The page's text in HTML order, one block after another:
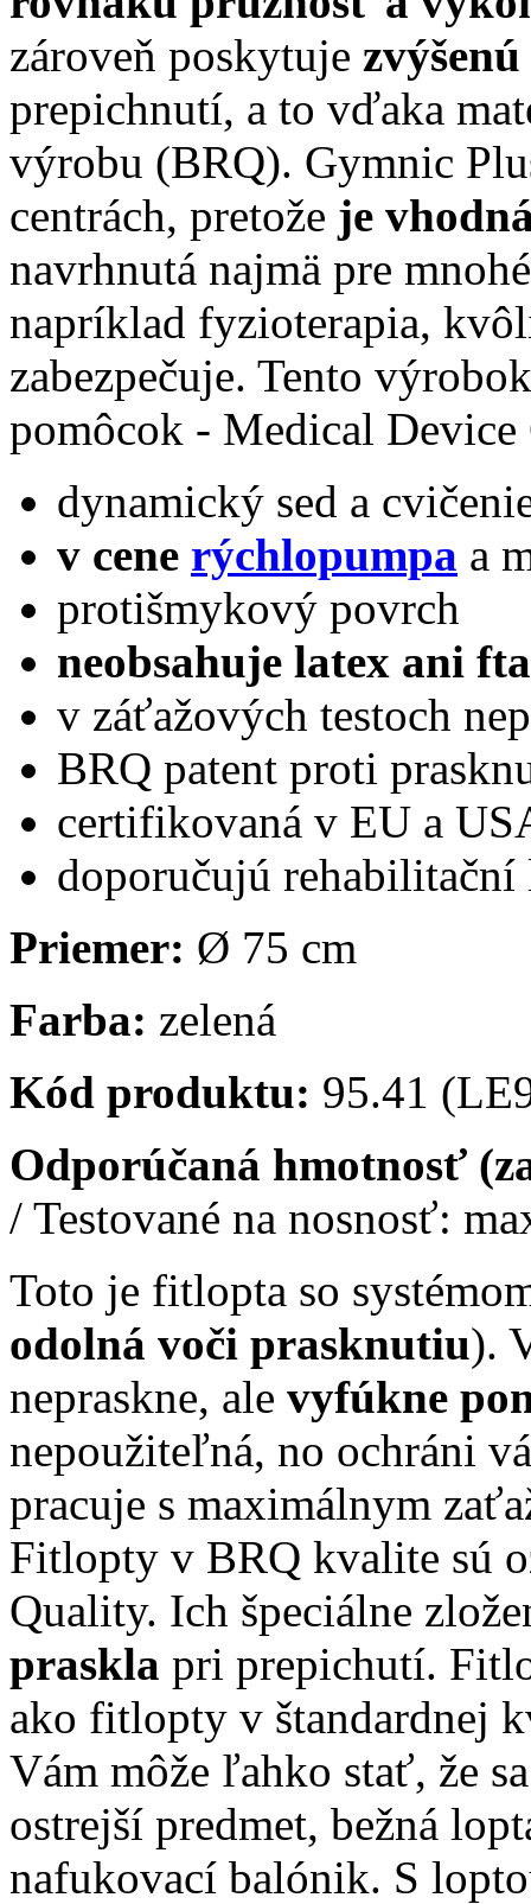
zároveň poskytuje
prepichnutí, a to vďaka
výrobu (BRQ). Gymnic
centrách, pretože je
navrhnutá najmä pre
napríklad fyzioterapia,
zabezpečuje. Tento
pomôcok - Medical Device
dynamický sed a
v cene rýchlopumpa a
protišmykový povrch
neobsahuje latex ani
v záťažových testoch
BRQ patent proti
certifikovaná v EU a
doporučujú
Priemer: Ø 75 cm
Farba: zelená
Kód produktu: 95.41
Odporúčaná hmotnosť
/ Testované na nosnosť:
Toto je fitlopta so
odolná voči prasknutiu).
nepraskne, ale vyfúkne
nepoužiteľná, no ochráni
pracuje s maximálnym
Fitlopty v BRQ kvalite sú
Quality. Ich špeciálne
praskla pri prepichutí.
ako fitlopty v štandardnej
Vám môže ľahko stať, že
ostrejší predmet, bežná
nafukovací balónik. S